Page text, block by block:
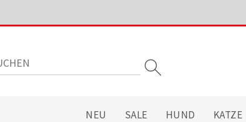
NEU SALE HUND KATZE